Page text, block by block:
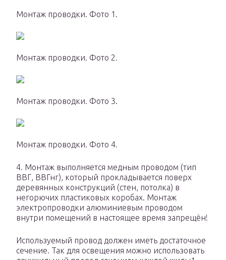
Монтаж проводки. Фото 1.
Монтаж проводки. Фото 2.
Монтаж проводки. Фото 3.
Монтаж проводки. Фото 4.
4. Монтаж выполняется медным проводом (тип
ВВГ, ВВГнг), который прокладывается поверх
деревянных конструкций (стен, потолка) в
негорючих пластиковых коробах. Монтаж
электропроводки алюминиевым проводом
внутри помещений в настоящее время запрещён!
Используемый провод должен иметь достаточное
сечение. Так для освещения можно использовать